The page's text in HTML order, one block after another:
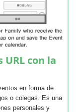
URL con la
en forma de
o colegas. Es una
personales y